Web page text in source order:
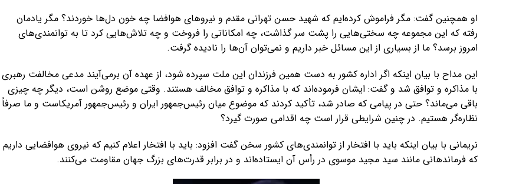
او همچنین گفت: مگر فراموش کرده‌ایم که شهید حسن تهرانی مقدم و نیروهای هوافضا چه خون دل‌ها خوردند؟ مگر یادمان
رفته که این مجموعه چه سختی‌هایی را پشت سر گذاشت، چه امکاناتی را فروخت و چه تلاش‌هایی کرد تا به توانمندی‌های
امروز برسد؟ ما از بسیاری از این مسائل خبر داریم و نمی‌توان آن‌ها را نادیده گرفت.
این مداح با بیان اینکه اگر اداره کشور به دست همین فرزندان این ملت سپرده شود، از عهده آن برمی‌آیند مدعی مخالفت رهبری
با مذاکره و توافق شد و گفت: ایشان فرموده‌اند که با مذاکره و توافق مخالف هستند. وقتی موضع روشن است، دیگر چه چیزی
باقی می‌ماند؟ حتی در پیامی که صادر شد، تأکید کردند که موضوع میان رئیس‌جمهور ایران و رئیس‌جمهور آمریکاست و ما صرفاً
نظاره‌گر هستیم. در چنین شرایطی قرار است چه اقدامی صورت گیرد؟
نریمانی با بیان اینکه باید با افتخار از توانمندی‌های کشور سخن گفت افزود: باید با افتخار اعلام کنیم که نیروی هوافضایی داریم
که فرماندهانی مانند سید مجید موسوی در رأس آن ایستاده‌اند و در برابر قدرت‌های بزرگ جهان مقاومت می‌کنند.